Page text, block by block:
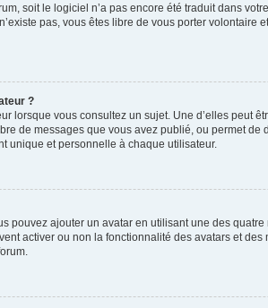
soit le logiciel n’a pas encore été traduit dans
pas, vous êtes libre de vous porter
?
lorsque vous consultez un sujet. Une d’elles
de messages que vous avez publié, ou permet
unique et personnelle à chaque utilisateur.
pouvez ajouter un avatar en utilisant une des
activer ou non la fonctionnalité des avatars et